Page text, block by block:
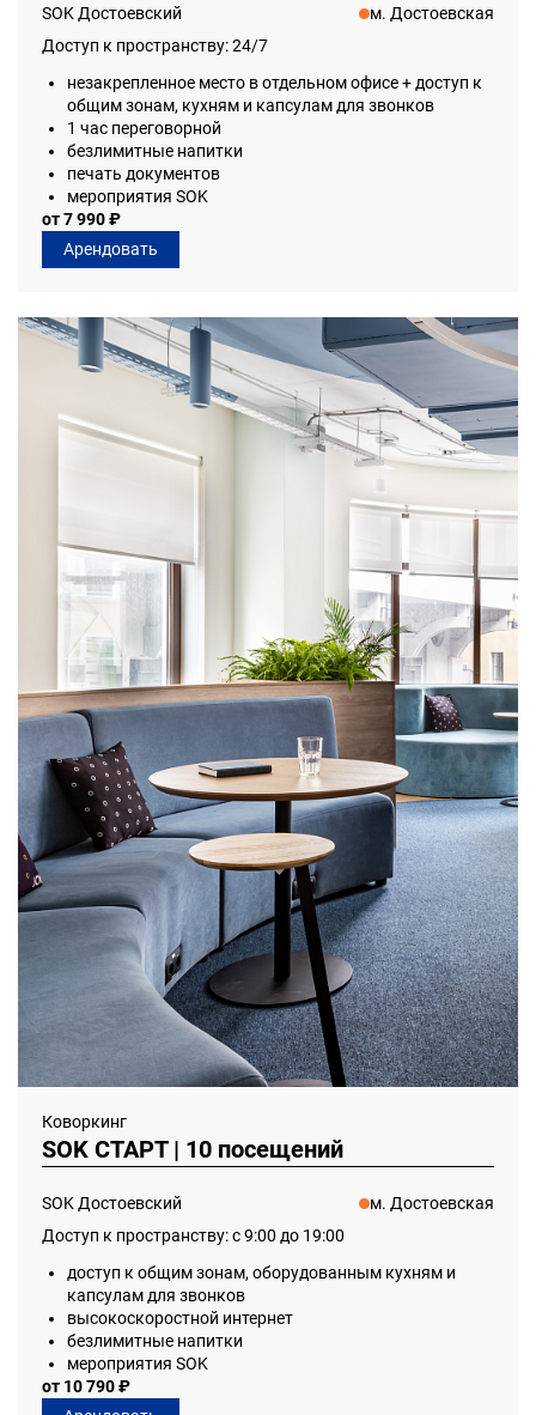
SOK Достоевский
м. Достоевская
Доступ к пространству: 24/7
незакрепленное место в отдельном офисе + доступ к
общим зонам, кухням и капсулам для звонков
1 час переговорной
безлимитные напитки
печать документов
мероприятия SOK
от 7 990 ₽
Арендовать
Коворкинг
SOK СТАРТ | 10 посещений
SOK Достоевский
м. Достоевская
Доступ к пространству: с 9:00 до 19:00
доступ к общим зонам, оборудованным кухням и
капсулам для звонков
высокоскоростной интернет
безлимитные напитки
мероприятия SOK
от 10 790 ₽